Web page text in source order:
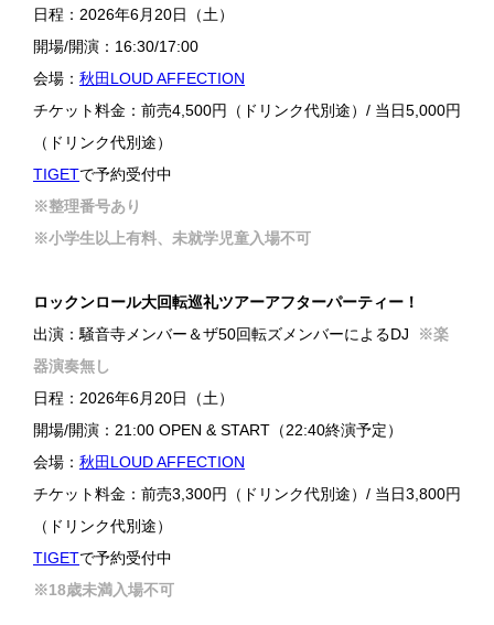
日程：2026年6月20日（土）
開場/開演：16:30/17:00
会場： 秋田LOUD AFFECTION
チケット料金：前売4,500円（ドリンク代別途）/ 当日5,000円
（ドリンク代別途）
TIGETで予約受付中
※整理番号あり
※小学生以上有料、未就学児童入場不可
ロックンロール大回転巡礼ツアーアフターパーティー！
出演：騒音寺メンバー＆ザ50回転ズメンバーによるDJ
※楽
器演奏無し
日程：2026年6月20日（土）
開場/開演：21:00 OPEN & START（22:40終演予定）
会場： 秋田LOUD AFFECTION
チケット料金：前売3,300円（ドリンク代別途）/ 当日3,800円
（ドリンク代別途）
TIGETで予約受付中
※18歳未満入場不可